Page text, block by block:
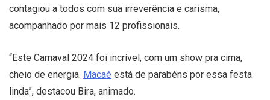
contagiou a todos com sua irreverência e carisma,
acompanhado por mais 12 profissionais.
“Este Carnaval 2024 foi incrível, com um show pra cima,
cheio de energia. Macaé está de parabéns por essa festa
linda”, destacou Bira, animado.